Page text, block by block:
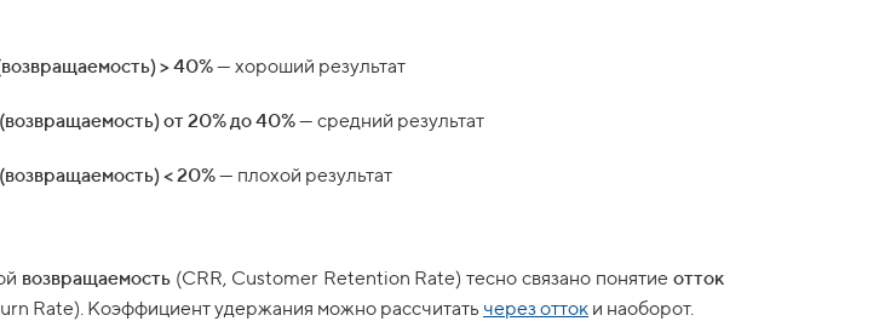
> 40%— хороший результат
от 20% до 40%— средний результат
< 20%— плохой результат
возвращаемость(CRR, Customer Retention Rate) тесно связано понятиеотток
Rate). Коэффициент удержания можно рассчитать черезотток и наоборот.